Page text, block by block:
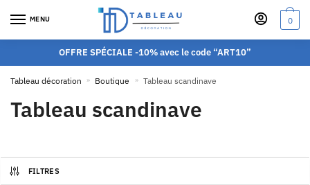
MENU 0
OFFRE SPÉCIALE -10% avec le code “ART10”
Tableau décoration » Boutique » Tableau scandinave
Tableau scandinave
FILTRES